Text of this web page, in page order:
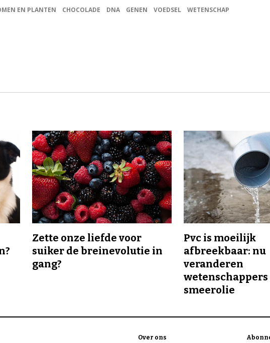
EN PLANTEN CHOCOLADE DNA GENEN VOEDSEL WETENSCHAP
Zette onze liefde voor
suiker de breinevolutie in
gang?
Pvc is moeilijk
afbreekbaar: nu
veranderen
smeerolie
Over ons